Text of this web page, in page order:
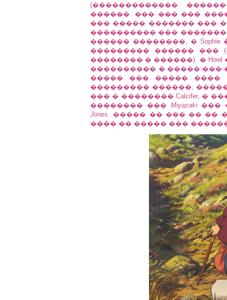
(�������������
������. ��� ��� ���
��� ����� ������� ���
���������� ���
������ ��������, �
��������� ������ ���
�������� � ������). �
���������� � �����-
����� ��� ����� ����
��������� ������,
��� � �������� Calcifer, �
�������� ��� Miyazaki ���
Jones. ����� �� ��� �� ��
���� �� ����� ���